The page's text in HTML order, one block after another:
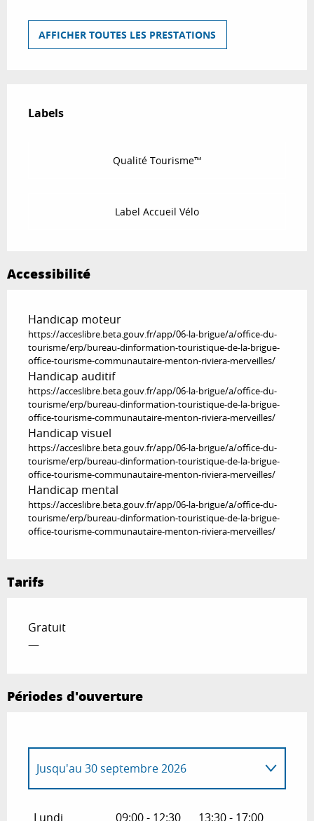
AFFICHER TOUTES LES PRESTATIONS
Labels
Labels
Qualité Tourisme™
Label Accueil Vélo
Accessibilité
Handicap moteur
https://acceslibre.beta.gouv.fr/app/06-la-brigue/a/office-du-
tourisme/erp/bureau-dinformation-touristique-de-la-brigue-
office-tourisme-communautaire-menton-riviera-merveilles/
Handicap auditif
https://acceslibre.beta.gouv.fr/app/06-la-brigue/a/office-du-
tourisme/erp/bureau-dinformation-touristique-de-la-brigue-
office-tourisme-communautaire-menton-riviera-merveilles/
Handicap visuel
https://acceslibre.beta.gouv.fr/app/06-la-brigue/a/office-du-
tourisme/erp/bureau-dinformation-touristique-de-la-brigue-
office-tourisme-communautaire-menton-riviera-merveilles/
Handicap mental
https://acceslibre.beta.gouv.fr/app/06-la-brigue/a/office-du-
tourisme/erp/bureau-dinformation-touristique-de-la-brigue-
office-tourisme-communautaire-menton-riviera-merveilles/
Tarifs
Gratuit
—
Périodes d'ouverture
Jusqu'au 30 septembre 2026
Lundi 09:00 - 12:30 13:30 - 17:00